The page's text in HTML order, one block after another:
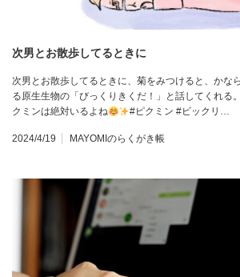
次男とお散歩してるときに
次男とお散歩してるときに、菊をみつけると、かな
る原生生物の「びっくりきくだ！」と話してくれる
クミンは絶対いるよね
#ピクミン #ビックリ…
2024/4/19 MAYOMIのらくがき帳